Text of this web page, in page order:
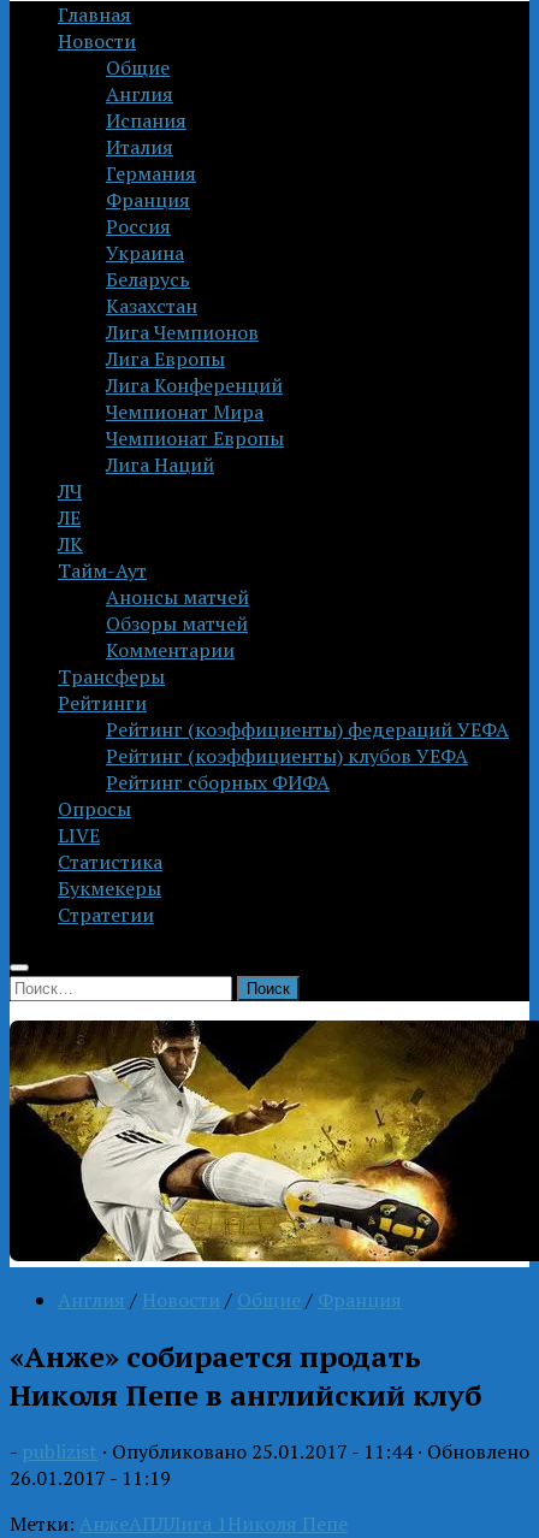
Главная
Новости
Общие
Англия
Испания
Италия
Германия
Франция
Россия
Украина
Беларусь
Казахстан
Лига Чемпионов
Лига Европы
Лига Конференций
Чемпионат Мира
Чемпионат Европы
Лига Наций
ЛЧ
ЛЕ
ЛК
Тайм-Аут
Анонсы матчей
Обзоры матчей
Комментарии
Трансферы
Рейтинги
Рейтинг (коэффициенты) федераций УЕФА
Рейтинг (коэффициенты) клубов УЕФА
Рейтинг сборных ФИФА
Опросы
LIVE
Статистика
Букмекеры
Стратегии
Найти:
Англия / Новости / Общие / Франция
«Анже» собирается продать
Николя Пепе в английский клуб
- publizist · Опубликовано 25.01.2017 - 11:44· Обновлено
26.01.2017 - 11:19
Метки: АнжеАПЛЛига 1 Николя Пепе